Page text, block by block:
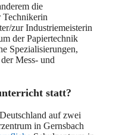
die
Technikerin
zur Industriemeisterin
der Papiertechnik
Spezialisierungen,
Mess- und
statt?
auf zwei
in Gernsbach